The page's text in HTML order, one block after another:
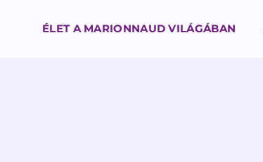
ÉLET A MARIONNAUD VILÁGÁBAN